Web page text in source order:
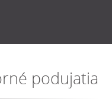
podujatia